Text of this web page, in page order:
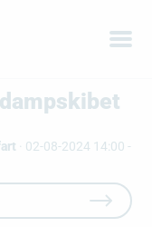
· 02-08-2024 14:00 -